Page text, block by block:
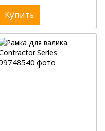
Купить